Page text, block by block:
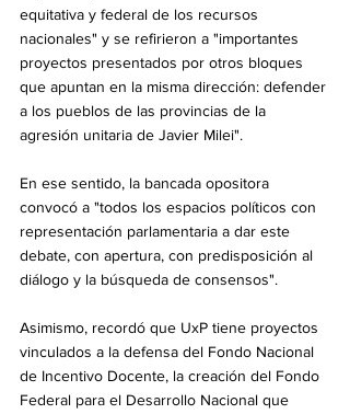
equitativa y federal de los recursos
nacionales" y se refirieron a "importantes
proyectos presentados por otros bloques
que apuntan en la misma dirección: defender
a los pueblos de las provincias de la
agresión unitaria de Javier Milei".
En ese sentido, la bancada opositora
convocó a "todos los espacios políticos con
representación parlamentaria a dar este
debate, con apertura, con predisposición al
diálogo y la búsqueda de consensos".
Asimismo, recordó que UxP tiene proyectos
vinculados a la defensa del Fondo Nacional
de Incentivo Docente, la creación del Fondo
Federal para el Desarrollo Nacional que